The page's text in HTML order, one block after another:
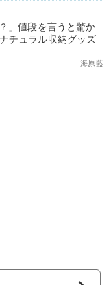
」値段を言うと驚か
チュラル収納グッズ
海原藍